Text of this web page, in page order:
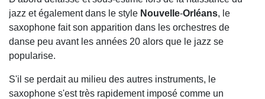
jazz et également dans le style Nouvelle-Orléans, le
saxophone fait son apparition dans les orchestres de
danse peu avant les années 20 alors que le jazz se
popularise.
S'il se perdait au milieu des autres instruments, le
saxophone s'est très rapidement imposé comme un